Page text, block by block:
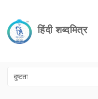
हिंदी शब्दमित्र